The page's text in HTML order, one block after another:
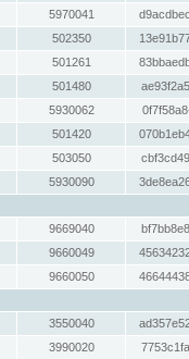
5970041
502350
501261
501480
5930062
501420
503050
5930090
9669040
9660049
9660050
3550040
3990020